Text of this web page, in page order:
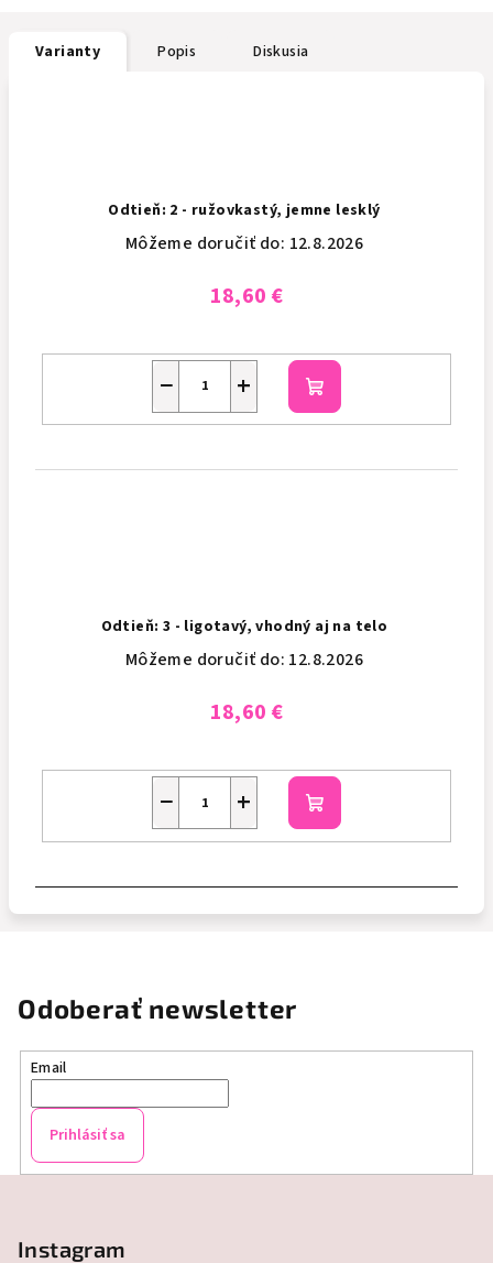
Varianty Popis Diskusia
Odtieň: 2 - ružovkastý, jemne lesklý
Môžeme doručiť do: 12.8.2026
18,60 €
+
− Do
košíka
Odtieň: 3 - ligotavý, vhodný aj na telo
Môžeme doručiť do: 12.8.2026
18,60 €
+
− Do
košíka
Odoberať newsletter
Email
Prihlásiť sa
Instagram